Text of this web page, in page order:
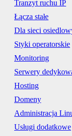
Tranzyt ruchu IP
Łącza stałe
Dla sieci
Styki operatorskie
Monitoring
Serwery
Hosting
Domeny
Administracja
Usługi dodatkowe